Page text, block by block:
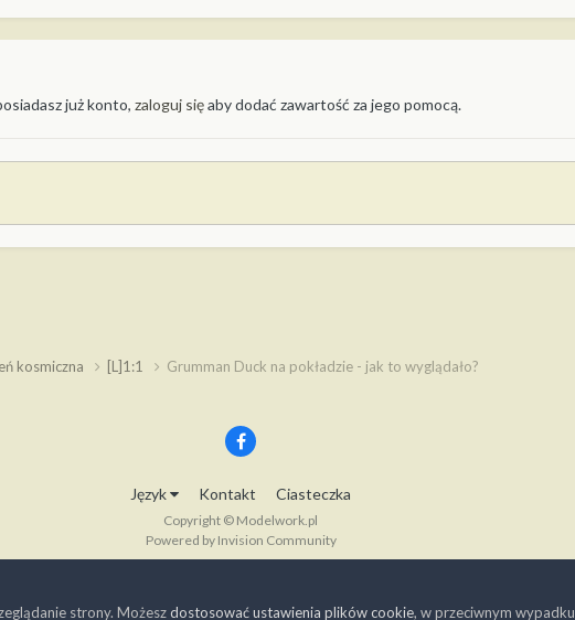
już konto, zaloguj sięaby dodać zawartość za jego pomocą.
kosmiczna [L]1:1 Grumman Duck na pokładzie - jak to wyglądało?
Język Kontakt Ciasteczka
Copyright © Modelwork.pl
Powered by Invision Community
strony. Możeszdostosować ustawienia plików cookie, w przeciwnym wypadku